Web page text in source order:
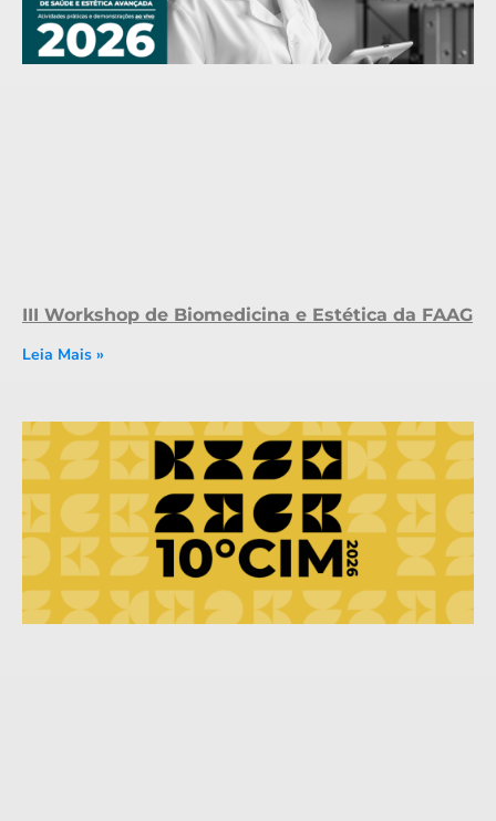
III Workshop de Biomedicina e Estética da FAAG
Leia Mais »